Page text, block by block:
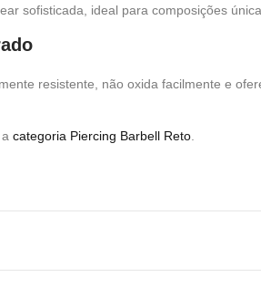
sofisticada, ideal para composições
resistente, não oxida facilmente e
categoria Piercing Barbell Reto